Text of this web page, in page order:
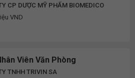
CP DƯỢC MỸ PHẨM BIOMEDICO
VND
Viên Văn Phòng
TNHH TRIVIN SA